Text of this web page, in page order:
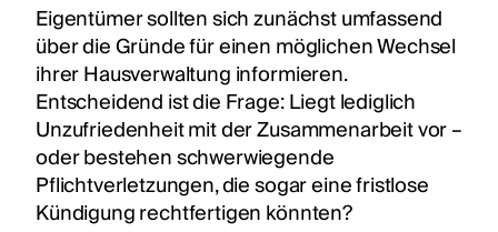
Eigentümer sollten sich zunächst umfassend
über die Gründe für einen möglichen Wechsel
ihrer Hausverwaltung informieren.
Entscheidend ist die Frage: Liegt lediglich
Unzufriedenheit mit der Zusammenarbeit vor –
oder bestehen schwerwiegende
Pflichtverletzungen, die sogar eine fristlose
Kündigung rechtfertigen könnten?